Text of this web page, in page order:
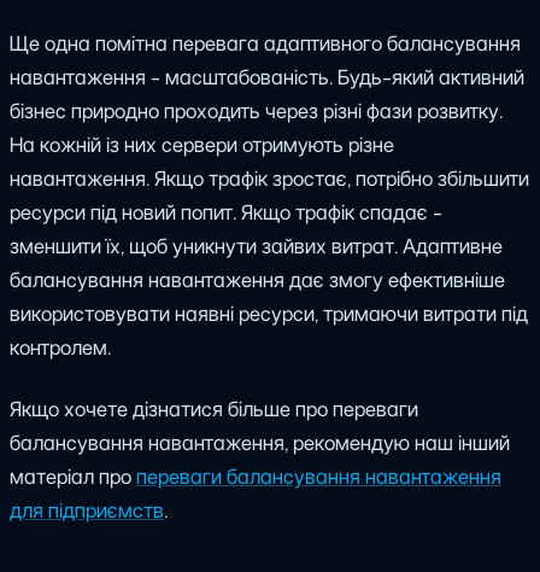
Ще одна помітна перевага адаптивного балансування
навантаження - масштабованість. Будь-який активний
бізнес природно проходить через різні фази розвитку.
На кожній із них сервери отримують різне
навантаження. Якщо трафік зростає, потрібно збільшити
ресурси під новий попит. Якщо трафік спадає -
зменшити їх, щоб уникнути зайвих витрат. Адаптивне
балансування навантаження дає змогу ефективніше
використовувати наявні ресурси, тримаючи витрати під
контролем.
Якщо хочете дізнатися більше про переваги
балансування навантаження, рекомендую наш інший
матеріал пропереваги балансування навантаження
для підприємств.